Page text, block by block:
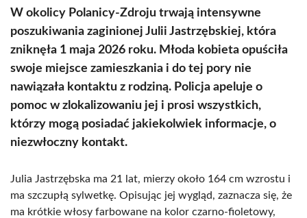
W okolicy Polanicy-Zdroju trwają intensywne
poszukiwania zaginionej Julii Jastrzębskiej, która
zniknęła 1 maja 2026 roku. Młoda kobieta opuściła
swoje miejsce zamieszkania i do tej pory nie
nawiązała kontaktu z rodziną. Policja apeluje o
pomoc w zlokalizowaniu jej i prosi wszystkich,
którzy mogą posiadać jakiekolwiek informacje, o
niezwłoczny kontakt.
Julia Jastrzębska ma 21 lat, mierzy około 164 cm wzrostu i
ma szczupłą sylwetkę. Opisując jej wygląd, zaznacza się, że
ma krótkie włosy farbowane na kolor czarno-fioletowy,